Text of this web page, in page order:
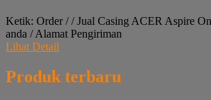
Ketik: Order / / Jual Casing ACER Aspire
anda / Alamat Pengiriman
Lihat Detail
Produk terbaru